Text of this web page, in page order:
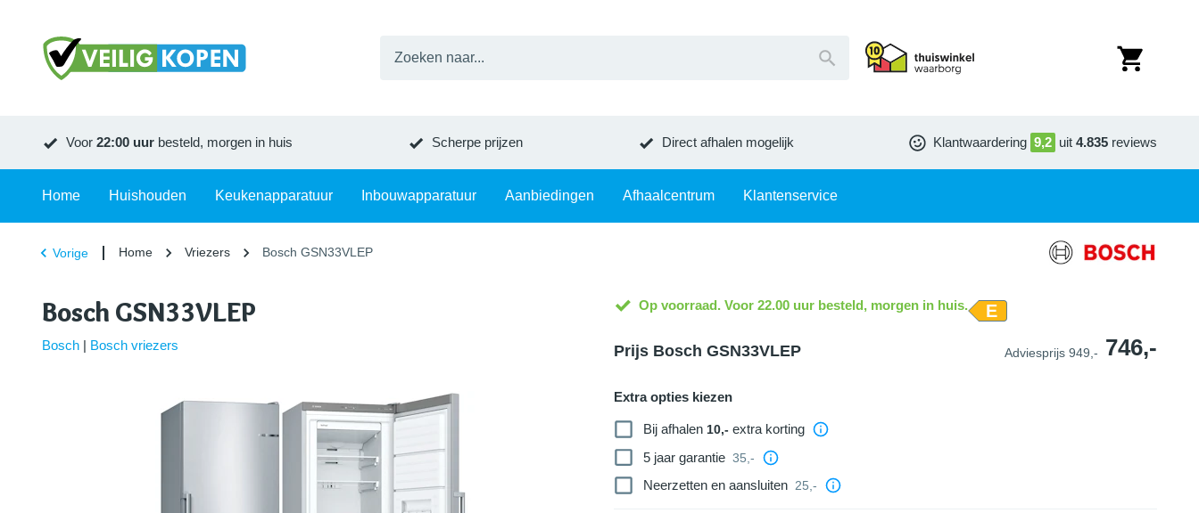
Voor 22:00 uur besteld, morgen in huis Scherpe prijzen Direct afhalen mogelijk Klantwaardering 9,2 uit 4.835 reviews
Home Huishouden Keukenapparatuur Inbouwapparatuur Aanbiedingen Afhaalcentrum Klantenservice
Vorige Home Vriezers Bosch GSN33VLEP
Bosch GSN33VLEP
Bosch | Bosch vriezers
Op voorraad. Voor 22.00 uur besteld, morgen in huis. E
Prijs Bosch GSN33VLEP Adviesprijs 949,- 746,-
Extra opties kiezen
Bij afhalen 10,-extra korting
5 jaar garantie 35,-
Neerzetten en aansluiten 25,-